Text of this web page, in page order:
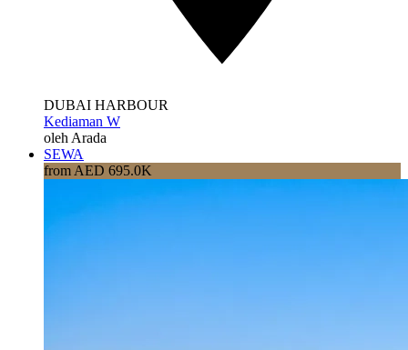
DUBAI HARBOUR
Kediaman W
oleh Arada
SEWA
from AED 695.0K